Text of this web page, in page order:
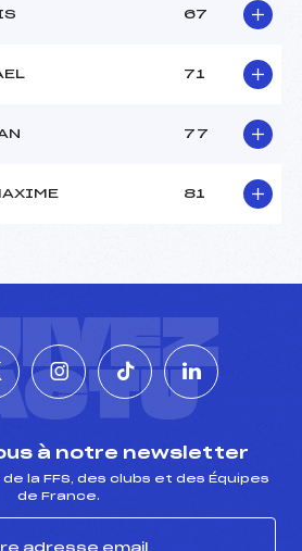
67
71
77
81
à notre newsletter
la FFS, des clubs et des Équipes
de France.